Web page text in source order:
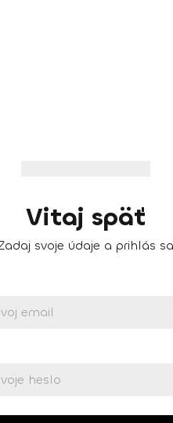
Vitaj späť
svoje údaje a prihlás sa